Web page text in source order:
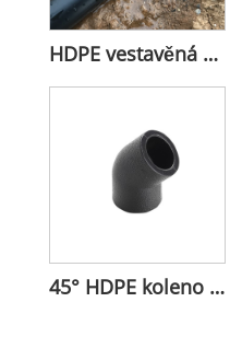
HDPE vestavěná kapací irigační páska Vlastní délka
45° HDPE koleno pro směr toku